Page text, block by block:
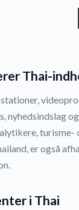
Thai-
nyhedsindslag
er også
i Thai